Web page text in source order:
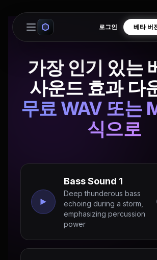
Open main menu
로그인 베타 버
가장 인기 있는
사운드 효과 다
무료 WAV 또는
식으로
Bass Sound 1
Deep thunderous bass
echoing during a storm,
emphasizing percussion
power